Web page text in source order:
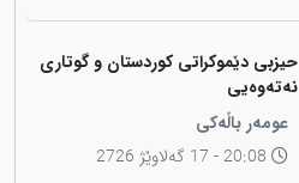
حیزبی دێموکراتی کوردستان و گوتاری
نەتەوەیی
عومەر باڵەکی